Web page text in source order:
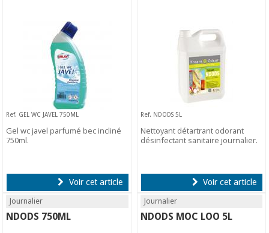
Ref. GEL WC JAVEL 750ML
Gel wc javel parfumé bec incliné
750ml.
Voir cet article
Ref. NDODS 5L
Nettoyant détartrant odorant
désinfectant sanitaire journalier.
Voir cet article
Journalier
NDODS 750ML
Journalier
NDODS MOC LOO 5L